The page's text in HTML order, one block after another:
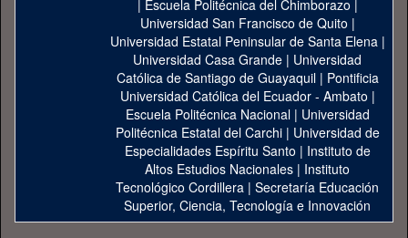
| Escuela Politécnica del Chimborazo |
Universidad San Francisco de Quito |
Universidad Estatal Peninsular de Santa Elena|
Universidad Casa Grande | Universidad
Católica de Santiago de Guayaquil| Pontificia
Universidad Católica del Ecuador - Ambato |
Escuela Politécnica Nacional| Universidad
Politécnica Estatal del Carchi| Universidad de
Especialidades Espíritu Santo | Instituto de
Altos Estudios Nacionales | Instituto
Tecnológico Cordillera | Secretaría Educación
Superior, Ciencia, Tecnología e Innovación